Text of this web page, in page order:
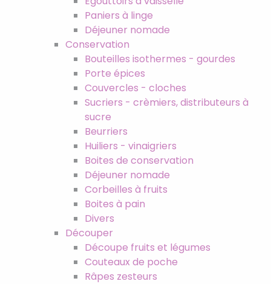
Paniers à linge
Déjeuner nomade
Conservation
Bouteilles isothermes - gourdes
Porte épices
Couvercles - cloches
Sucriers - crèmiers, distributeurs à
sucre
Beurriers
Huiliers - vinaigriers
Boites de conservation
Déjeuner nomade
Corbeilles à fruits
Boites à pain
Divers
Découper
Découpe fruits et légumes
Couteaux de poche
Râpes zesteurs